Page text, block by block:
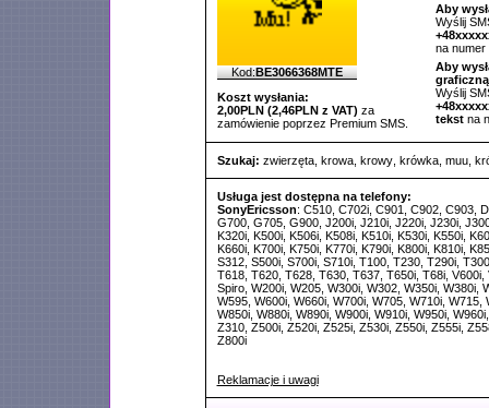
Kod:BE3066368MTE
Koszt wysłania:
2,00PLN (2,46PLN z VAT) za
zamówienie poprzez Premium SMS.
Aby
Wyślij
na numer
Aby
Wyślij
tekstna
Szukaj: zwierzęta, krowa, krowy, krówka, muu,
Usługa jest dostępna na telefony:
SonyEricsson: C510, C702i, C901, C902, C903,
G700, G705, G900, J200i, J210i, J220i, J230i,
K320i, K500i, K506i, K508i, K510i, K530i, K550i,
K660i, K700i, K750i, K770i, K790i, K800i, K810i,
S312, S500i, S700i, S710i, T100, T230, T290i,
T618, T620, T628, T630, T637, T650i, T68i, V600i,
Spiro, W200i, W205, W300i, W302, W350i, W380i,
W595, W600i, W660i, W700i, W705, W710i, W715,
W850i, W880i, W890i, W900i, W910i, W950i,
Z310, Z500i, Z520i, Z525i, Z530i, Z550i, Z555i,
Z800i
Reklamacje i uwagi